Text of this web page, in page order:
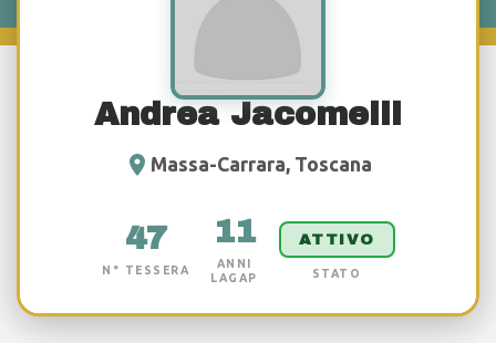
Andrea Jacomelli
Massa-Carrara, Toscana
47
N° TESSERA
11
ANNI
LAGAP
ATTIVO
STATO